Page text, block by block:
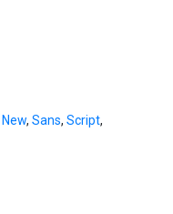
New, Sans, Script,